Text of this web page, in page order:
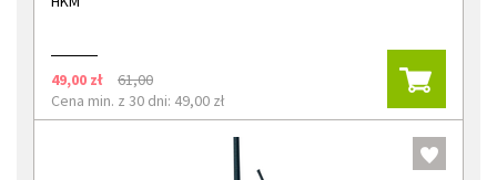
49,00 zł
61,00
Cena min. z 30 dni: 49,00 zł